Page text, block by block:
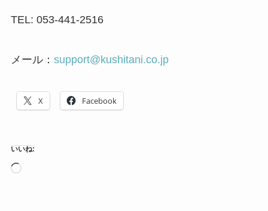
TEL: 053-441-2516
メール： support@kushitani.co.jp
X Facebook
いいね:
読